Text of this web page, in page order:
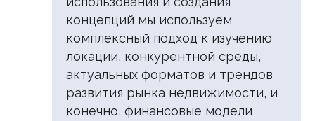
концепций мы используем
комплексный подход к изучению
локации, конкурентной среды,
актуальных форматов и трендов
развития рынка недвижимости, и
конечно, финансовые модели